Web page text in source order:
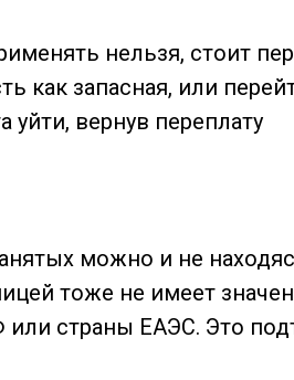
нельзя, стоит
как запасная, или
уйти, вернув переплату
можно и не
тоже не имеет
или страны ЕАЭС. Это